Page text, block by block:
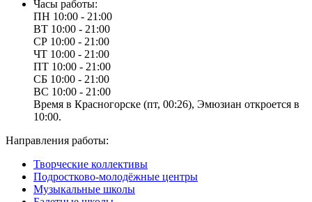
Часы работы:
ПН 10:00 - 21:00
ВТ 10:00 - 21:00
СР 10:00 - 21:00
ЧТ 10:00 - 21:00
ПТ 10:00 - 21:00
СБ 10:00 - 21:00
ВС 10:00 - 21:00
Время в Красногорске (пт, 00:26), Эмюзиан откроется в
10:00.
Направления работы:
Творческие коллективы
Подростково-молодёжные центры
Музыкальные школы